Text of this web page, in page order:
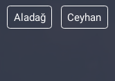
Aladağ Ceyhan